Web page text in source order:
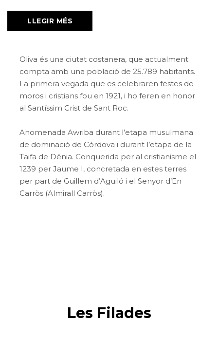
LLEGIR MÉS
Oliva és una ciutat costanera, que actualment
compta amb una població de 25.789 habitants.
La primera vegada que es celebraren festes de
moros i cristians fou en 1921, i ho feren en honor
al Santíssim Crist de Sant Roc.
Anomenada Awriba durant l’etapa musulmana
de dominació de Còrdova i durant l’etapa de la
Taifa de Dénia. Conquerida per al cristianisme el
1239 per Jaume I, concretada en estes terres
per part de Guillem d’Aguiló i el Senyor d’En
Carròs (Almirall Carròs).
Les Filades